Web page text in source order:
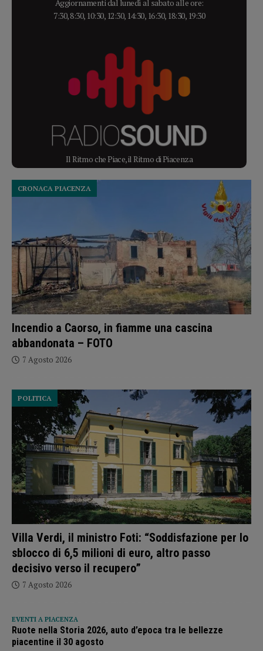
Aggiornamenti dal lunedì al sabato alle ore:
7:30, 8:30, 10:30, 12:30, 14:30, 16:30, 18:30, 19:30
Il Ritmo che Piace, il Ritmo di Piacenza
Incendio a Caorso, in fiamme una cascina
abbandonata – FOTO
CRONACA PIACENZA
7 Agosto 2026
Villa Verdi, il ministro Foti: “Soddisfazione per lo
sblocco di 6,5 milioni di euro, altro passo
decisivo verso il recupero”
POLITICA
7 Agosto 2026
EVENTI A PIACENZA
Ruote nella Storia 2026, auto d’epoca tra le bellezze
piacentine il 30 agosto